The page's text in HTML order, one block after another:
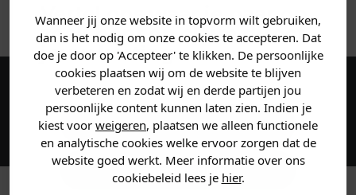
Wanneer jij onze website in topvorm wilt gebruiken,
dan is het nodig om onze cookies te accepteren. Dat
doe je door op 'Accepteer' te klikken. De persoonlijke
cookies plaatsen wij om de website te blijven
verbeteren en zodat wij en derde partijen jou
persoonlijke content kunnen laten zien. Indien je
kiest voor weigeren, plaatsen we alleen functionele
en analytische cookies welke ervoor zorgen dat de
website goed werkt. Meer informatie over ons
cookiebeleid lees je hier.
Maak een account aan en ontvang 5%
korting op je eerste bestelling!
Vertel ons waar je naar op
zoek bent en claim direct
jouwkorting.
Heren kleding
Dames kleding